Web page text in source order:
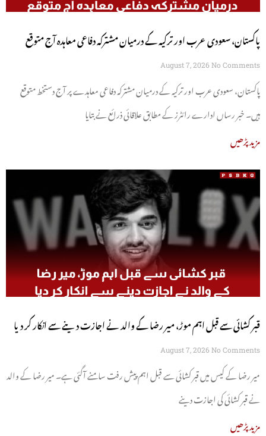
پاکستان، سعودی عرب اور ترکیہ کے درمیان مشترکہ دفاعی معاہدہ آج متوقع
August 7, 2026 No Comments
پاکستان، سعودی عرب اور ترکیہ کے درمیان مشترکہ دفاعی معاہدے پر آج دستخط متوقع
ہیں۔ خبر رساں ادارے رائٹرز کے مطابق علاقائی ذرائع نے بتایا
مزید پڑھیں
قبر کشائی سے قبل اہم موڑ، میر رضا کے والد نے اجازت دینے سے انکار کر دیا
August 7, 2026 No Comments
میر رضا کے کیس میں قبر کشائی سے قبل اہم پیش رفت سامنے آگئی ہے۔ میر رضا کے والد
نے قبر کشائی کی اجازت دینے
مزید پڑھیں